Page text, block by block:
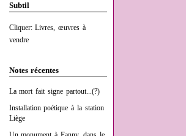
Subtil
Cliquer: Livres, œuvres à
vendre
Notes récentes
La mort fait signe partout...(?)
Installation poétique à la station
Liège